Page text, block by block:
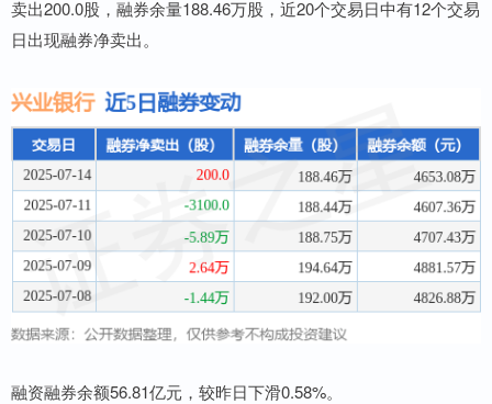
卖出200.0股，融券余量188.46万股，近20个交易日中有12个交易
日出现融券净卖出。
融资融券余额56.81亿元，较昨日下滑0.58%。